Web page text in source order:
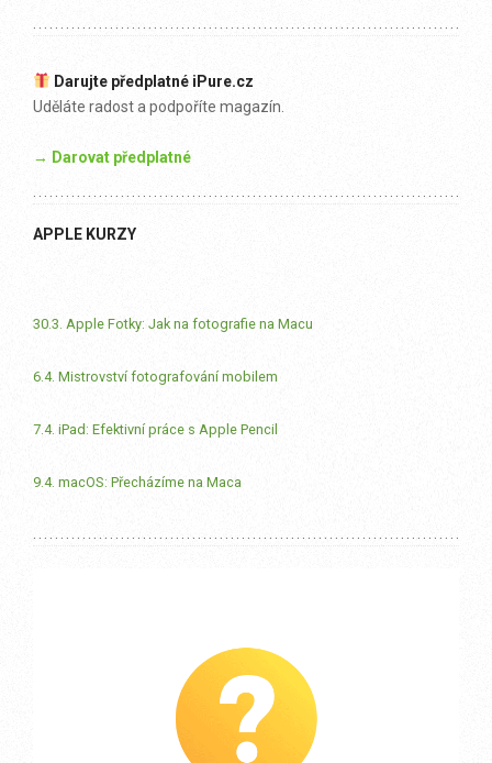
Darujte předplatné iPure.cz
Uděláte radost a podpoříte magazín.
→ Darovat předplatné
APPLE KURZY
30.3. Apple Fotky: Jak na fotografie na Macu
6.4. Mistrovství fotografování mobilem
7.4. iPad: Efektivní práce s Apple Pencil
9.4. macOS: Přecházíme na Maca